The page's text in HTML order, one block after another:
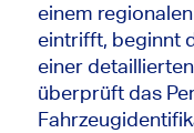
einem
eintrifft, beginnt
einer
überprüft das